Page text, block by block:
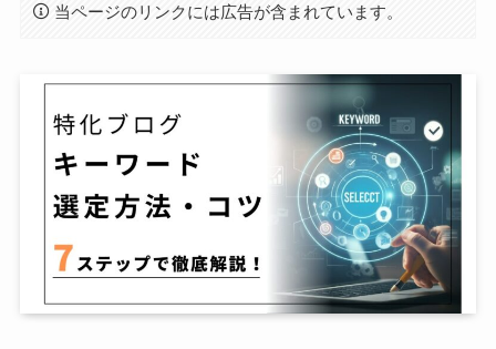
当ページのリンクには広告が含まれています。